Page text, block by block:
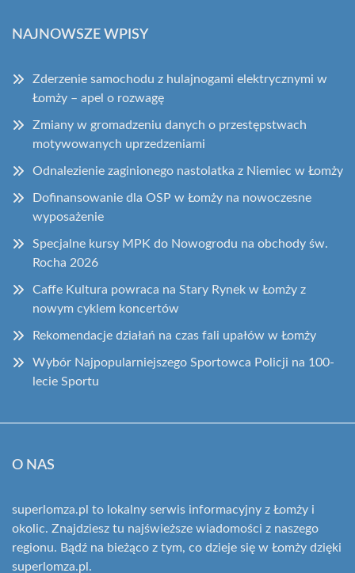
NAJNOWSZE WPISY
Zderzenie samochodu z hulajnogami elektrycznymi w
Łomży – apel o rozwagę
Zmiany w gromadzeniu danych o przestępstwach
motywowanych uprzedzeniami
Odnalezienie zaginionego nastolatka z Niemiec w Łomży
Dofinansowanie dla OSP w Łomży na nowoczesne
wyposażenie
Specjalne kursy MPK do Nowogrodu na obchody św.
Rocha 2026
Caffe Kultura powraca na Stary Rynek w Łomży z
nowym cyklem koncertów
Rekomendacje działań na czas fali upałów w Łomży
Wybór Najpopularniejszego Sportowca Policji na 100-
lecie Sportu
O NAS
superlomza.pl to lokalny serwis informacyjny z Łomży i
okolic. Znajdziesz tu najświeższe wiadomości z naszego
regionu. Bądź na bieżąco z tym, co dzieje się w Łomży dzięki
superlomza.pl.